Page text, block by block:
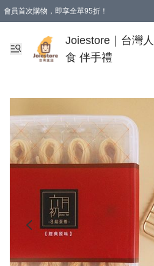
會員首次購物，即享全單95折！
購物滿 HKD 350.00即享免運費優惠！（適用
Joiestore｜台灣
食 伴手禮